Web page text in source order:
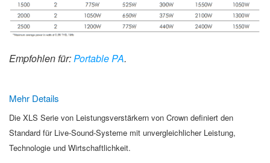
Empfohlen für:Portable PA.
Mehr Details
Die XLS Serie von Leistungsverstärkern von Crown definiert den
Standard für Live-Sound-Systeme mit unvergleichlicher Leistung,
Technologie und Wirtschaftlichkeit.